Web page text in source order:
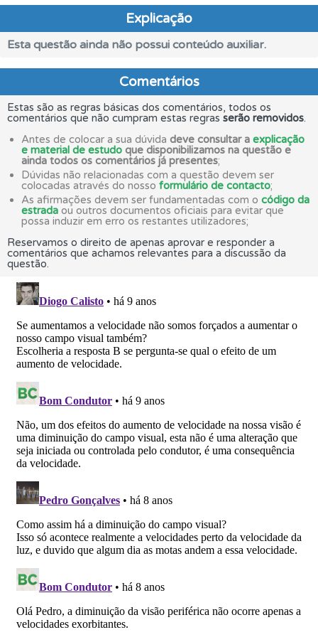
Explicação
Esta questão ainda não possui conteúdo auxiliar.
Comentários
Estas são as regras básicas dos comentários, todos os
comentários que não cumpram estas regras serão removidos.
Antes de colocar a sua dúvida deve consultar a explicação
e material de estudo que disponibilizamos na questão e
ainda todos os comentários já presentes;
Dúvidas não relacionadas com a questão devem ser
colocadas através do nosso formulário de contacto;
As afirmações devem ser fundamentadas com o código da
estrada ou outros documentos oficiais para evitar que
possa induzir em erro os restantes utilizadores;
Reservamos o direito de apenas aprovar e responder a
comentários que achamos relevantes para a discussão da
questão.